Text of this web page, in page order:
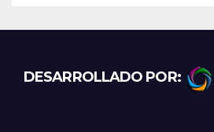
DESARROLLADO POR: